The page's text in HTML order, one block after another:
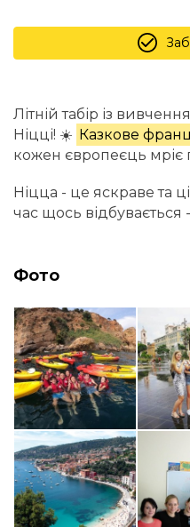
Літній табір із
Ніцці! ☀️ Казкове
кожен європеєць мріє
Ніцца - це яскраве та
час щось відбувається -
Фото